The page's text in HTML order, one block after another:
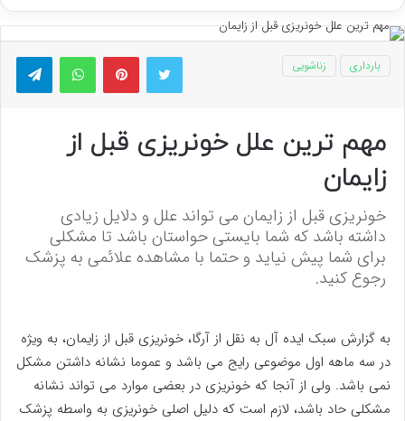
توییتر پینتریستواتس آپ
بارداری زناشویی
مهم ترین علل خونریزی قبل از
زایمان
خونریزی قبل از زایمان می تواند علل و دلایل زیادی
داشته باشد که شما بایستی حواستان باشد تا مشکلی
برای شما پیش نیاید و حتما با مشاهده علائمی به پزشک
رجوع کنید.
به گزارش سبک ایده آل به نقل از آرگا، خونریزی قبل از زایمان، به ویژه
در سه ماهه اول موضوعی رایج می باشد و عموما نشانه داشتن مشکل
نمی باشد. ولی از آنجا که خونریزی در بعضی موارد می تواند نشانه
مشکلی حاد باشد، لازم است که دلیل اصلی خونریزی به واسطه پزشک